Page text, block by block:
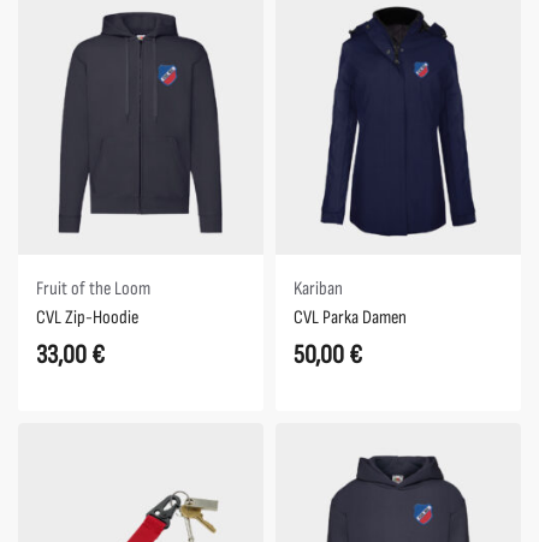
Fruit of the Loom
CVL Zip-Hoodie
33,00€
Kariban
CVL Parka Damen
50,00€